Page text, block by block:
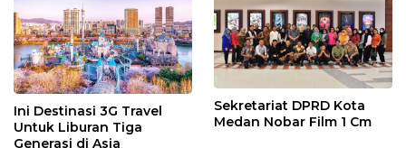
Ini Destinasi 3G Travel
Untuk Liburan Tiga
Generasi di Asia
Sekretariat DPRD Kota
Medan Nobar Film 1 Cm